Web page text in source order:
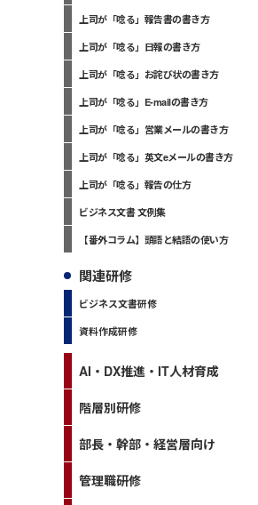
上司が「唸る」報告書の書き方
上司が「唸る」日報の書き方
上司が「唸る」お詫び状の書き方
上司が「唸る」E-mailの書き方
上司が「唸る」営業メールの書き方
上司が「唸る」英文eメールの書き方
上司が「唸る」報告の仕方
ビジネス文書 文例集
【番外コラム】頭語と結語の使い方
関連研修
ビジネス文書研修
資料作成研修
AI・DX推進・IT人材育成
階層別研修
部長・幹部・経営層向け
管理職研修